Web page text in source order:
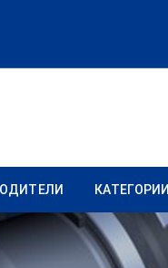
КАТЕГОРИИ
Ходовая